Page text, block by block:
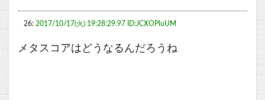
26: 2017/10/17(火) 19:28:29.97 ID:JCXOPluUM
メタスコアはどうなるんだろうね